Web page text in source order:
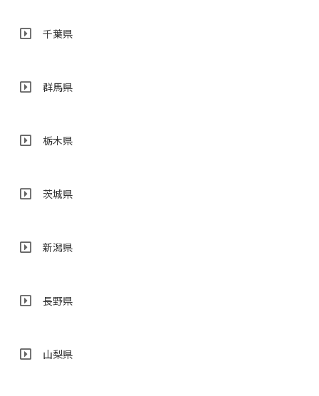
千葉県
群馬県
栃木県
茨城県
新潟県
長野県
山梨県